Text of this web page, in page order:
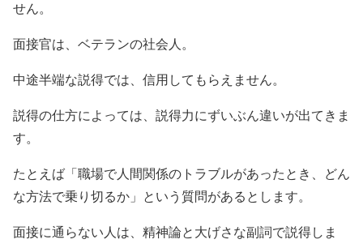
せん。
面接官は、ベテランの社会人。
中途半端な説得では、信用してもらえません。
説得の仕方によっては、説得力にずいぶん違いが出てきま
す。
たとえば「職場で人間関係のトラブルがあったとき、どん
な方法で乗り切るか」という質問があるとします。
面接に通らない人は、精神論と大げさな副詞で説得しま